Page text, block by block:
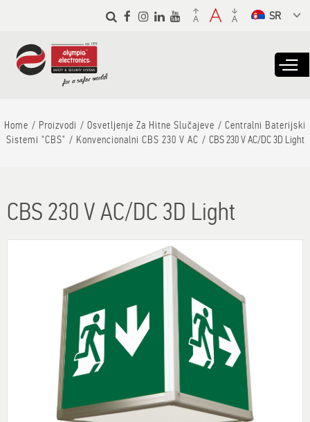
Skip to
main
from the
dropdown to
translate
Home Proizvodi Osvetljenje Za Hitne Slučajeve
Centralni Baterijski
Sistemi "CBS"
Konvencionalni CBS 230 V AC CBS 230 V AC/DC 3D Light
CBS 230 V AC/DC 3D Light